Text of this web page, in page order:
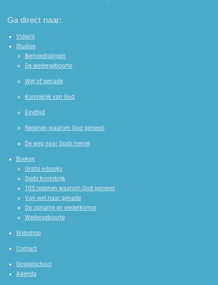
Ga direct naar:
Video's
Studies
Bemoedigingen
De wedergeboorte
Wet of genade
Koninkrijk van God
Eindtijd
Redenen waarom God geneest
De weg naar Gods hemel
Boeken
Gratis e-books
Gods koninkrijk
105 redenen waarom God geneest
Van wet naar genade
De opname en wederkomst
Wedergeboorte
Webshop
Contact
Gospelschool
Agenda